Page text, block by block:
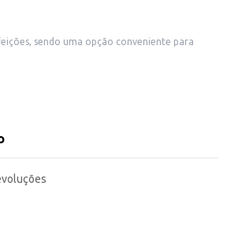
domésticos que buscam praticidade no dia a